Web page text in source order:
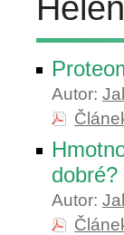
Autor:
dobré?
Autor: